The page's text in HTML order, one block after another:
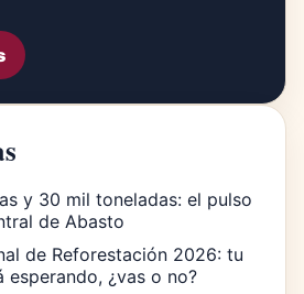
y 30 mil toneladas: el pulso
de Abasto
de Reforestación 2026: tu
¿vas o no?